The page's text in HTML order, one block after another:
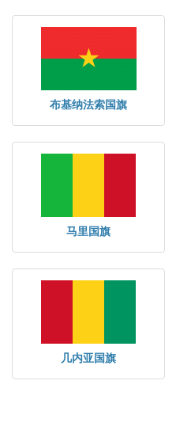
布基纳法索国旗
马里国旗
几内亚国旗